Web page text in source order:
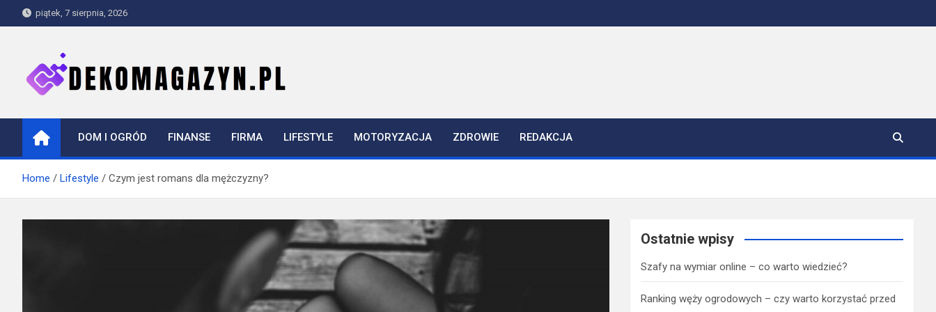
to
piątek, 7 sierpnia, 2026
dekomagazyn.pl
DOM I OGRÓD FINANSE FIRMA LIFESTYLE MOTORYZACJA ZDROWIE REDAKCJA
Home Lifestyle Czym jest romans dla mężczyzny?
Ostatnie wpisy
Szafy na wymiar online – co warto wiedzieć?
Ranking węży ogrodowych – czy warto korzystać przed